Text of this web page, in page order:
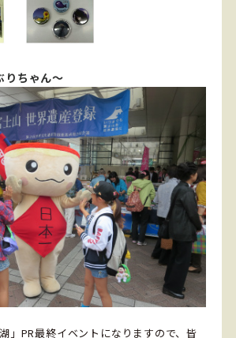
りちゃん～
」PR最終イベントになりますので、皆